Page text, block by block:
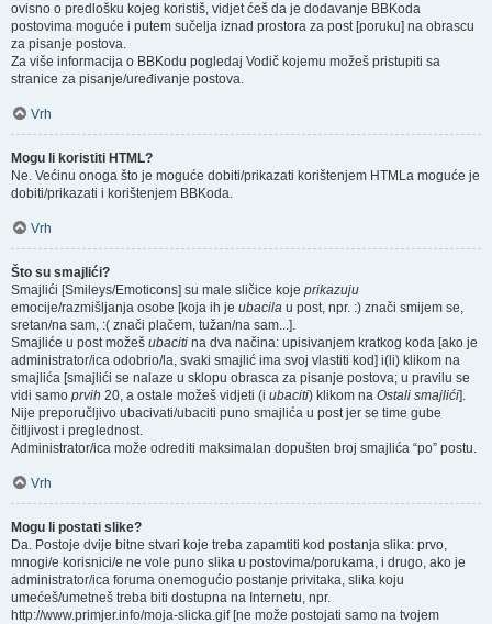
ovisno o predlošku kojeg koristiš, vidjet ćeš da je dodavanje BBKoda
postovima moguće i putem sučelja iznad prostora za post [poruku] na obrascu
za pisanje postova.
Za više informacija o BBKodu pogledaj Vodič kojemu možeš pristupiti sa
stranice za pisanje/uređivanje postova.
Vrh
Mogu li koristiti HTML?
Ne. Većinu onoga što je moguće dobiti/prikazati korištenjem HTMLa moguće je
dobiti/prikazati i korištenjem BBKoda.
Vrh
Što su smajlići?
Smajlići [Smileys/Emoticons] su male sličice koje prikazuju
emocije/razmišljanja osobe [koja ih je ubacila u post, npr. :) znači smijem se,
sretan/na sam, :( znači plačem, tužan/na sam...].
Smajliće u post možeš ubaciti na dva načina: upisivanjem kratkog koda [ako je
administrator/ica odobrio/la, svaki smajlić ima svoj vlastiti kod] i(li) klikom na
smajlića [smajlići se nalaze u sklopu obrasca za pisanje postova; u pravilu se
vidi samo prvih 20, a ostale možeš vidjeti (i ubaciti) klikom na Ostali smajlići].
Nije preporučljivo ubacivati/ubaciti puno smajlića u post jer se time gube
čitljivost i preglednost.
Administrator/ica može odrediti maksimalan dopušten broj smajlića “po” postu.
Vrh
Mogu li postati slike?
Da. Postoje dvije bitne stvari koje treba zapamtiti kod postanja slika: prvo,
mnogi/e korisnici/e ne vole puno slika u postovima/porukama, i drugo, ako je
administrator/ica foruma onemogućio postanje privitaka, slika koju
umećeš/umetneš treba biti dostupna na Internetu, npr.
http://www.primjer.info/moja-slicka.gif [ne može postojati samo na tvojem